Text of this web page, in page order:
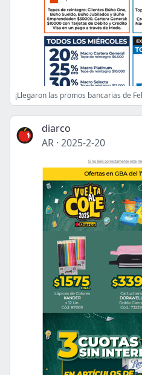
¡Llegaron las promos bancarias de
diarco
AR · 2025-2-20